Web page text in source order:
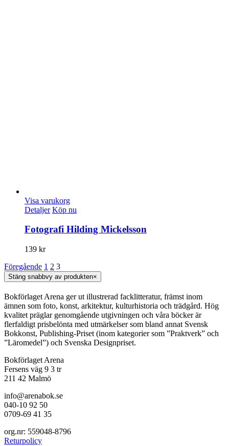
Visa varukorg
Detaljer Köp nu
Fotografi Hilding Mickelsson
139 kr
Föregående 1 2 3
Stäng snabbvy av produkten×
Bokförlaget Arena ger ut illustrerad facklitteratur, främst inom
ämnen som foto, konst, arkitektur, kulturhistoria och trädgård. Hög
kvalitet präglar genomgående utgivningen och våra böcker är
flerfaldigt prisbelönta med utmärkelser som bland annat Svensk
Bokkonst, Publishing-Priset (inom kategorier som ”Praktverk” och
”Läromedel”) och Svenska Designpriset.
Bokförlaget Arena
Fersens väg 9 3 tr
211 42 Malmö
info@arenabok.se
040-10 92 50
0709-69 41 35
org.nr: 559048-8796
Returpolicy